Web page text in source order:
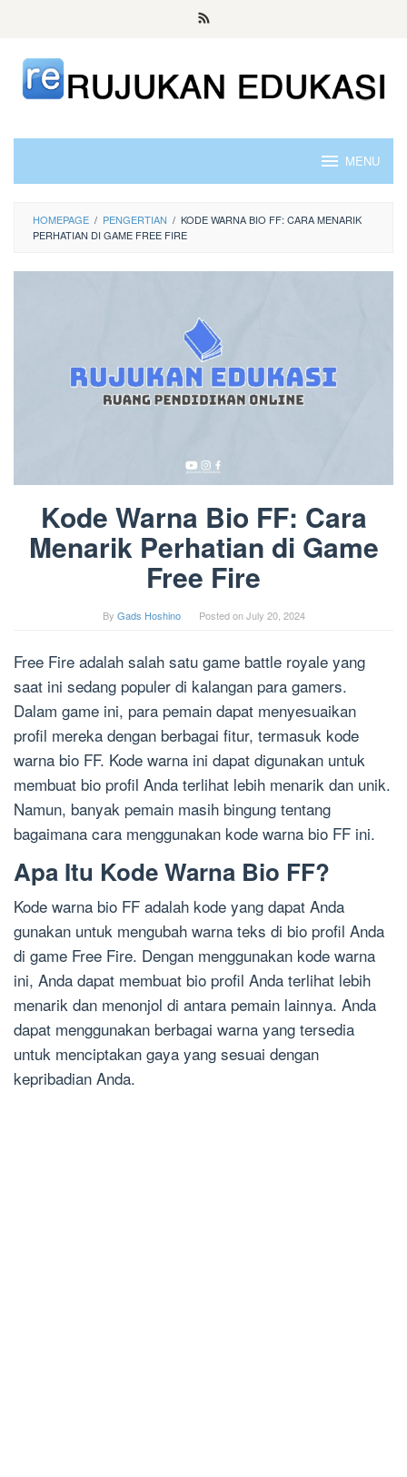
content
MENU
HOMEPAGE / PENGERTIAN / KODE WARNA BIO FF: CARA MENARIK
PERHATIAN DI GAME FREE FIRE
Kode Warna Bio FF: Cara
Menarik Perhatian di Game
Free Fire
By Gads Hoshino Posted onJuly 20, 2024
Free Fire adalah salah satu game battle royale yang
saat ini sedang populer di kalangan para gamers.
Dalam game ini, para pemain dapat menyesuaikan
profil mereka dengan berbagai fitur, termasuk kode
warna bio FF. Kode warna ini dapat digunakan untuk
membuat bio profil Anda terlihat lebih menarik dan unik.
Namun, banyak pemain masih bingung tentang
bagaimana cara menggunakan kode warna bio FF ini.
Apa Itu Kode Warna Bio FF?
Kode warna bio FF adalah kode yang dapat Anda
gunakan untuk mengubah warna teks di bio profil Anda
di game Free Fire. Dengan menggunakan kode warna
ini, Anda dapat membuat bio profil Anda terlihat lebih
menarik dan menonjol di antara pemain lainnya. Anda
dapat menggunakan berbagai warna yang tersedia
untuk menciptakan gaya yang sesuai dengan
kepribadian Anda.